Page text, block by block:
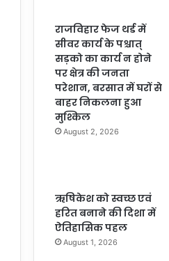
राजविहार फेज थर्ड में
सीवर कार्य के पश्चात्
सड़को का कार्य न होने
पर क्षेत्र की जनता
परेशान, बरसात में घरों से
बाहर निकलना हुआ
मुश्किल
August 2, 2026
ऋषिकेश को स्वच्छ एवं
हरित बनाने की दिशा में
ऐतिहासिक पहल
August 1, 2026